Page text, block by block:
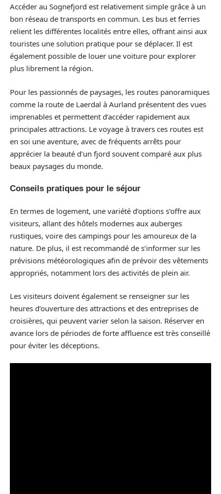
Accéder au Sognefjord est relativement simple grâce à un
bon réseau de transports en commun. Les bus et ferries
relient les différentes localités entre elles, offrant ainsi aux
touristes une solution pratique pour se déplacer. Il est
également possible de louer une voiture pour explorer
plus librement la région.
Pour les passionnés de paysages, les routes panoramiques
comme la route de Laerdal à Aurland présentent des vues
imprenables et permettent d’accéder rapidement aux
principales attractions. Le voyage à travers ces routes est
en soi une aventure, avec de fréquents arrêts pour
apprécier la beauté d’un fjord souvent comparé aux plus
beaux paysages du monde.
Conseils pratiques pour le séjour
En termes de logement, une variété d’options s’offre aux
visiteurs, allant des hôtels modernes aux auberges
rustiques, voire des campings pour les amoureux de la
nature. De plus, il est recommandé de s’informer sur les
prévisions météorologiques afin de prévoir des vêtements
appropriés, notamment lors des activités de plein air.
Les visiteurs doivent également se renseigner sur les
heures d’ouverture des attractions et des entreprises de
croisières, qui peuvent varier selon la saison. Réserver en
avance lors de périodes de forte affluence est très conseillé
pour éviter les déceptions.